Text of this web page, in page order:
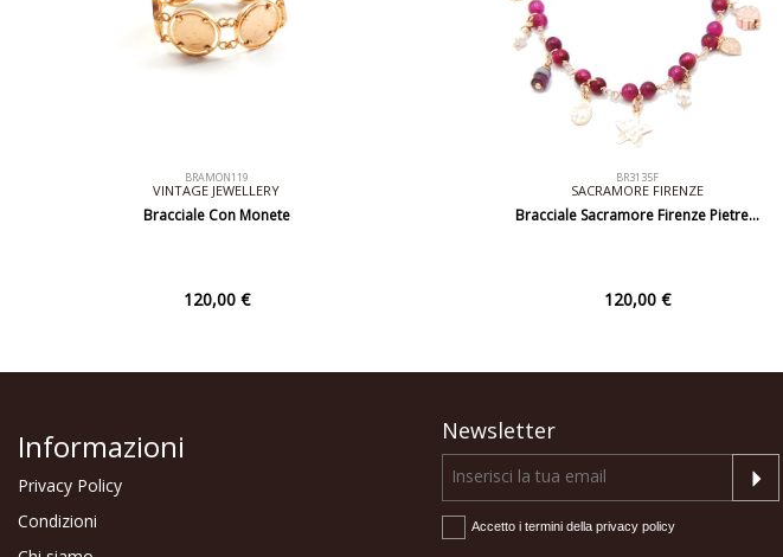
BRAMON119
VINTAGE JEWELLERY
Bracciale Con Monete
120,00 €
BR3135F
SACRAMORE FIRENZE
Bracciale Sacramore Firenze Pietre…
120,00 €
Informazioni
Privacy Policy
Condizioni
Newsletter
Accetto i termini della privacy policy